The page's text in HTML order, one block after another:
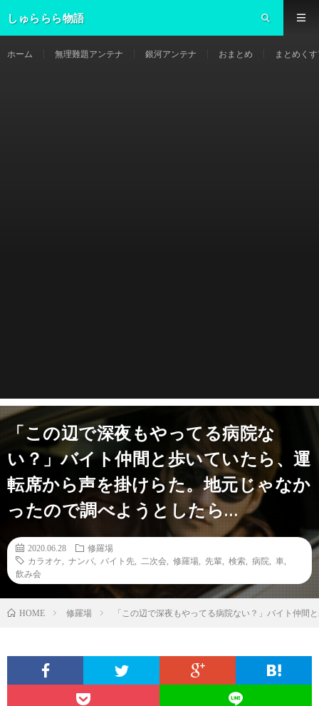
しゅららら物語
ホーム 無理難題アンテナ 銀河アンテナ おまとめ まとめく
「この辺で深夜もやってる病院な
い？」バイト仲間と歩いていたら、運
転席から声を掛けらた。地元じゃなか
ったので調べようとしたら…
2020.06.28
修羅場
カラオケ
ナンパ バイト先 二次会 修羅場 先輩 検索 病院 車
飲み会
HOME 修羅場 「この辺で深夜もやってる病院ない？」バイト仲